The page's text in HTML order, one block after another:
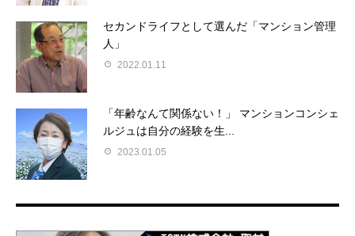
セカンドライフとして選んだ「マンション管理
人」
2022.01.11
「年齢なんて関係ない！」 マンションコンシェ
ルジュは自分の経験を生...
2023.01.05